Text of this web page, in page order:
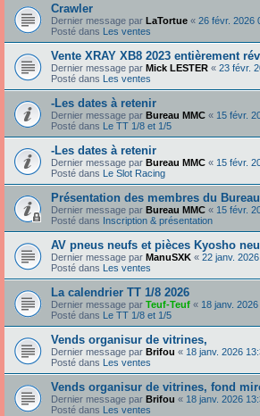
Crawler
Dernier message par LaTortue « 26 févr. 2026
Posté dans Les ventes
Vente XRAY XB8 2023 entièrement
Dernier message par Mick LESTER « 23 févr.
Posté dans Les ventes
-Les dates à retenir
Dernier message par Bureau MMC « 15 févr.
Posté dans Le TT 1/8 et 1/5
-Les dates à retenir
Dernier message par Bureau MMC « 15 févr.
Posté dans Le Slot Racing
Présentation des membres du
Dernier message par Bureau MMC « 15 févr.
Posté dans Inscription & présentation
AV pneus neufs et pièces Kyosho
Dernier message par ManuSXK « 22 janv.
Posté dans Les ventes
La calendrier TT 1/8 2026
Dernier message par Teuf-Teuf « 18 janv.
Posté dans Le TT 1/8 et 1/5
Vends organisur de vitrines,
Dernier message par Brifou « 18 janv. 2026
Posté dans Les ventes
Vends organisur de vitrines, fond
Dernier message par Brifou « 18 janv. 2026
Posté dans Les ventes